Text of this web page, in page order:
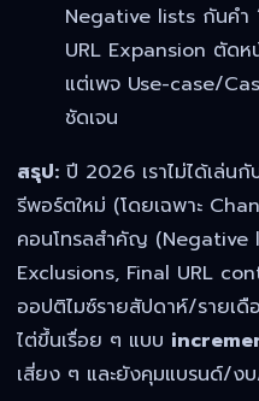
Negative lists กันคำ
URL Expansion ตัดห
แต่เพจ Use-case/
ชัดเจน
สรุป: ปี 2026 เราไม่ได้เล่น
รีพอร์ตใหม่ (โดยเฉพาะ
คอนโทรลสำคัญ (Negative
Exclusions, Final URL
ออปติไมซ์รายสัปดาห์/รายเ
ไต่ขึ้นเรื่อย ๆ แบบ
เสี่ยง ๆ และยังคุมแบรนด์/